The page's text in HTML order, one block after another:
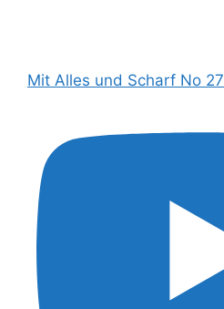
Mit Alles und Scharf No 27